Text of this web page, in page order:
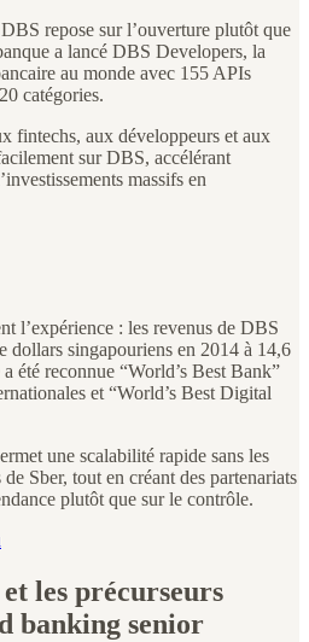
repose sur l’ouverture plutôt que
a lancé DBS Developers, la
au monde avec 155 APIs
catégories.
fintechs, aux développeurs et aux
sur DBS, accélérant
massifs en
l’expérience : les revenus de DBS
dollars singapouriens en 2014 à 14,6
été reconnue “World’s Best Bank”
et “World’s Best Digital
une scalabilité rapide sans les
Sber, tout en créant des partenariats
plutôt que sur le contrôle.
les précurseurs
banking senior